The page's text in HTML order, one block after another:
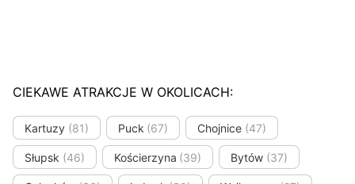
CIEKAWE ATRAKCJE W OKOLICACH:
Kartuzy (81) Puck (67) Chojnice (47)
Słupsk (46) Kościerzyna (39) Bytów (37)